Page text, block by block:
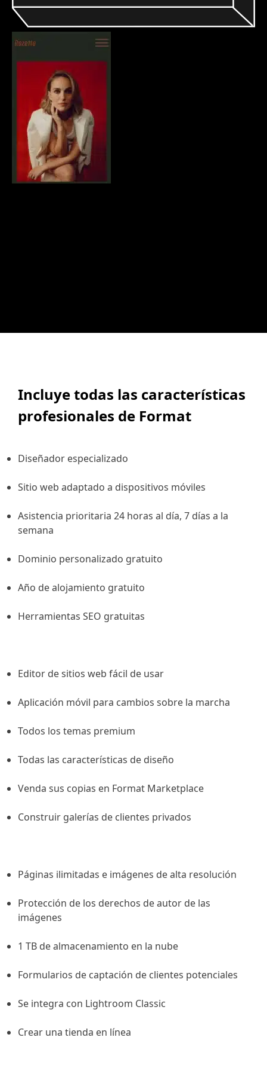
Incluye todas las características
profesionales de Format
Diseñador especializado
Sitio web adaptado a dispositivos móviles
Asistencia prioritaria 24 horas al día, 7 días a la
semana
Dominio personalizado gratuito
Año de alojamiento gratuito
Herramientas SEO gratuitas
Editor de sitios web fácil de usar
Aplicación móvil para cambios sobre la marcha
Todos los temas premium
Todas las características de diseño
Venda sus copias en Format Marketplace
Construir galerías de clientes privados
Páginas ilimitadas e imágenes de alta resolución
Protección de los derechos de autor de las
imágenes
1 TB de almacenamiento en la nube
Formularios de captación de clientes potenciales
Se integra con Lightroom Classic
Crear una tienda en línea